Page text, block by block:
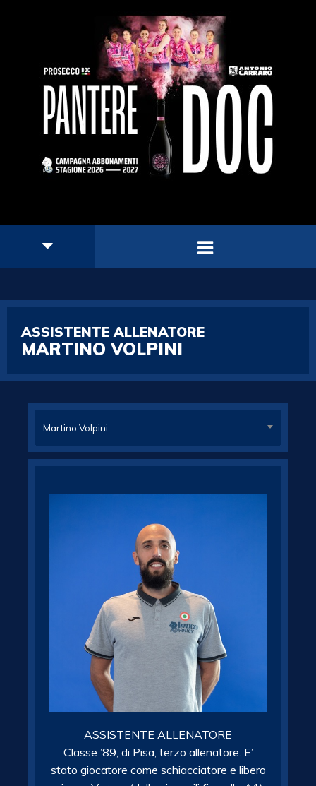
ASSISTENTE ALLENATORE
MARTINO VOLPINI
Martino Volpini
ASSISTENTE ALLENATORE
Classe ’89, di Pisa, terzo allenatore. E’
stato giocatore come schiacciatore e libero